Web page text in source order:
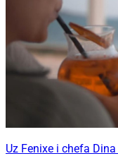
Uz Fenixe i chefa